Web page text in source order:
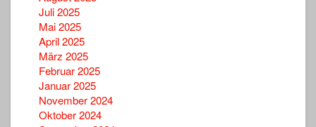
Juli 2025
Mai 2025
April 2025
März 2025
Februar 2025
Januar 2025
November 2024
Oktober 2024